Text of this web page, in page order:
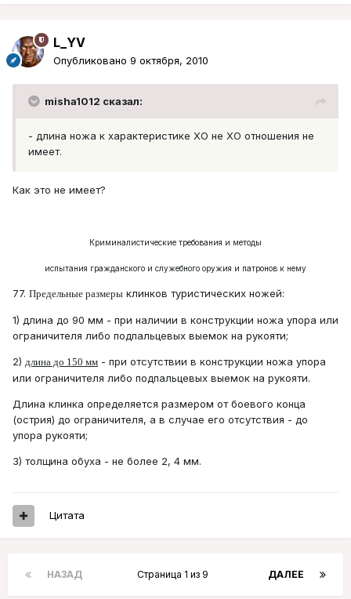
L_YV
Опубликовано 9 октября, 2010
misha1012 сказал:
- длина ножа к характеристике ХО не ХО отношения не
имеет.
Как это не имеет?
Криминалистические требования и методы
испытания гражданского и служебного оружия и патронов к нему
77. Предельные размеры клинков туристических ножей:
1) длина до 90 мм - при наличии в конструкции ножа упора или
ограничителя либо подпальцевых выемок на рукояти;
2) длина до 150 мм - при отсутствии в конструкции ножа упора
или ограничителя либо подпальцевых выемок на рукояти.
Длина клинка определяется размером от боевого конца
(острия) до ограничителя, а в случае его отсутствия - до
упора рукояти;
3) толщина обуха - не более 2, 4 мм.
Цитата
НАЗАД ДАЛЕЕ
Страница 1 из 9